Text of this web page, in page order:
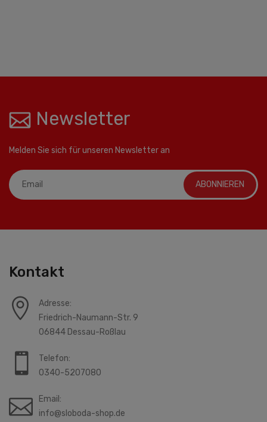
Newsletter
Melden Sie sich für unseren Newsletter an
ABONNIEREN
Kontakt
Adresse:
Friedrich-Naumann-Str. 9
06844 Dessau-Roßlau
Telefon:
0340-5207080
Email:
info@sloboda-shop.de